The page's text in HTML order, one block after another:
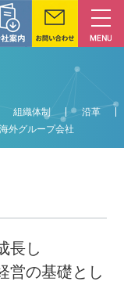
組織体制
沿革
海外グループ会社
長し
営の基礎とし